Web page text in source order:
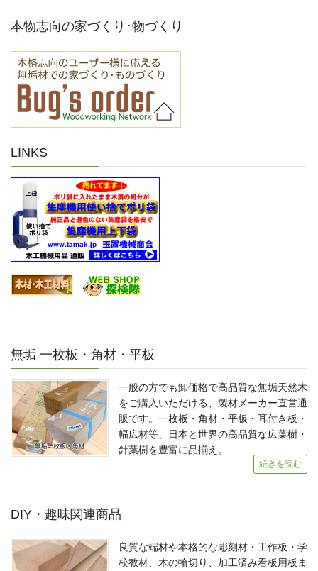
本物志向の家づくり･物づくり
LINKS
無垢 一枚板・角材・平板
一般の方でも卸価格で高品質な無垢天然木
をご購入いただける、製材メーカー直営通
販です。一枚板・角材・平板・耳付き板・
幅広材等、日本と世界の高品質な広葉樹・
針葉樹を豊富に品揃え。
続きを読む
DIY・趣味関連商品
良質な端材や本格的な彫刻材・工作板・学
校教材、木の輪切り、加工済み看板用板ま